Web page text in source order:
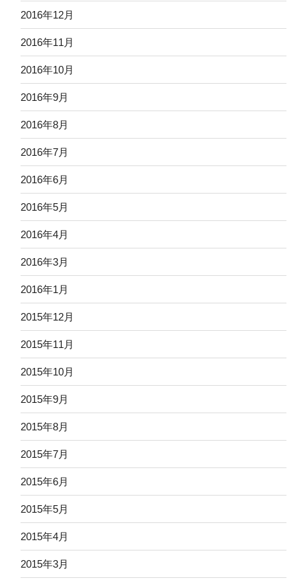
2016年12月
2016年11月
2016年10月
2016年9月
2016年8月
2016年7月
2016年6月
2016年5月
2016年4月
2016年3月
2016年1月
2015年12月
2015年11月
2015年10月
2015年9月
2015年8月
2015年7月
2015年6月
2015年5月
2015年4月
2015年3月